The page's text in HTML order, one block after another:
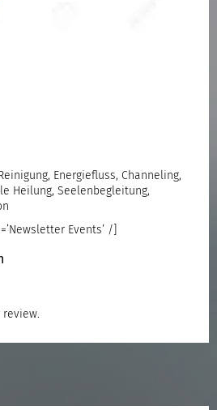
Energiefluss, Channeling,
Heilung, Seelenbegleitung,
Events‘ /]